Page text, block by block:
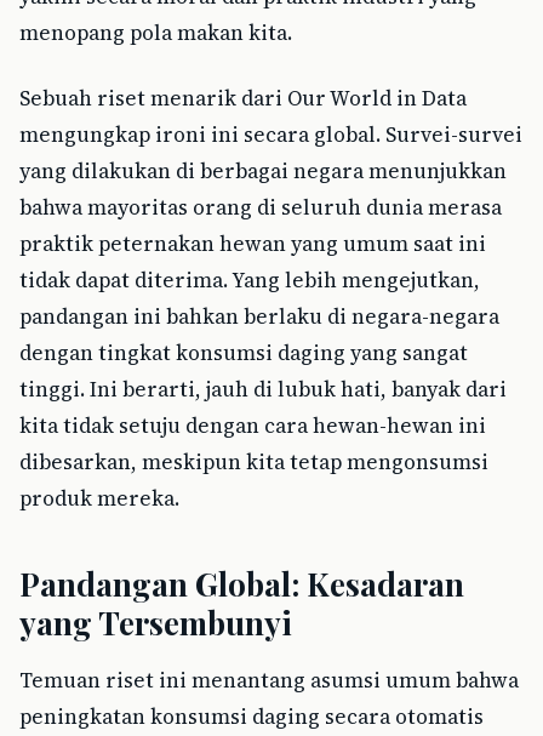
menopang pola makan kita.
Sebuah riset menarik dari Our World in Data
mengungkap ironi ini secara global. Survei-survei
yang dilakukan di berbagai negara menunjukkan
bahwa mayoritas orang di seluruh dunia merasa
praktik peternakan hewan yang umum saat ini
tidak dapat diterima. Yang lebih mengejutkan,
pandangan ini bahkan berlaku di negara-negara
dengan tingkat konsumsi daging yang sangat
tinggi. Ini berarti, jauh di lubuk hati, banyak dari
kita tidak setuju dengan cara hewan-hewan ini
dibesarkan, meskipun kita tetap mengonsumsi
produk mereka.
Pandangan Global: Kesadaran
yang Tersembunyi
Temuan riset ini menantang asumsi umum bahwa
peningkatan konsumsi daging secara otomatis